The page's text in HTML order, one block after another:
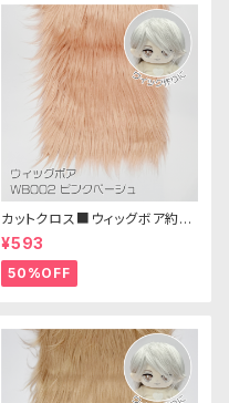
カットクロス■ウィッグボア約8c
m(ピンクベージュ)WB002ボア
生地 25cm × 45cm
¥593
50%OFF